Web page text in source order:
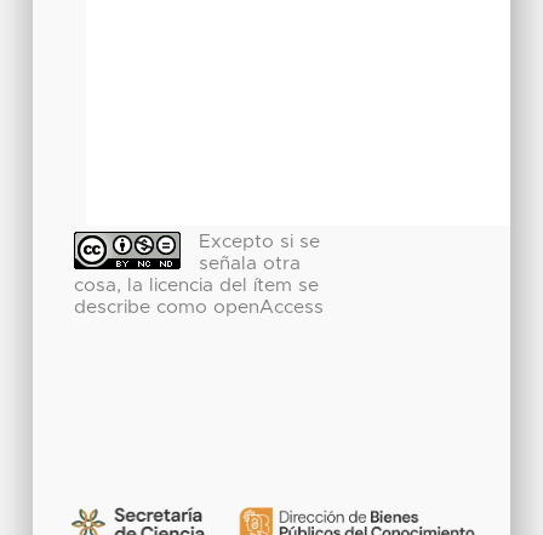
Excepto si se
señala otra
cosa, la licencia del ítem se
describe como openAccess